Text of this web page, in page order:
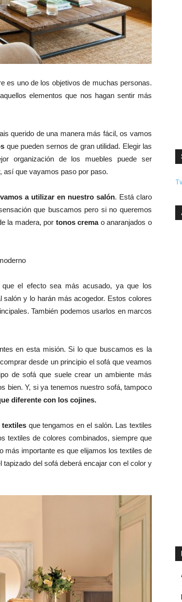
es uno de los objetivos de muchas personas.
elementos que nos hagan sentir más
querido de una manera más fácil, os vamos
que pueden sernos de gran utilidad. Elegir las
organización de los muebles puede ser
así que vayamos paso por paso.
a utilizar en nuestro salón. Está claro
que buscamos pero si no queremos
la madera, por tonos cremao anaranjados o
el efecto sea más acusado, ya que los
salón y lo harán más acogedor. Estos colores
También podemos usarlos en marcos
en esta misión. Si lo que buscamos es la
desde un principio el sofá que veamos
de sofá que suele crear un ambiente más
bien. Y, si ya tenemos nuestro sofá, tampoco
diferente con los cojines.
que tengamos en el salón. Las textiles
textiles de colores combinados, siempre que
más importante es que elijamos los textiles de
del sofá deberá encajar con el color y